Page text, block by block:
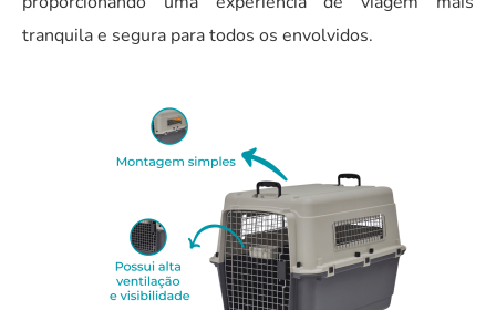
tranquila e segura para todos os envolvidos.